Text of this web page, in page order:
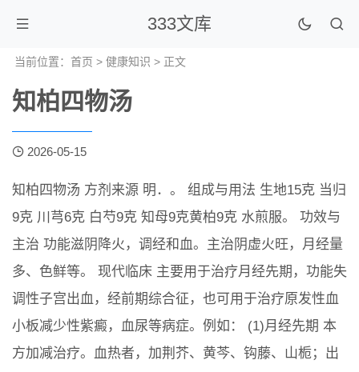
333文库
当前位置： 首页 > 健康知识 > 正文
知柏四物汤
2026-05-15
知柏四物汤 方剂来源 明．。 组成与用法 生地15克 当归
9克 川芎6克 白芍9克 知母9克黄柏9克 水煎服。 功效与
主治 功能滋阴降火，调经和血。主治阴虚火旺，月经量
多、色鲜等。 现代临床 主要用于治疗月经先期，功能失
调性子宫出血，经前期综合征，也可用于治疗原发性血
小板减少性紫癜，血尿等病症。例如： (1)月经先期 本
方加减治疗。血热者，加荆芥、黄芩、钩藤、山栀；出